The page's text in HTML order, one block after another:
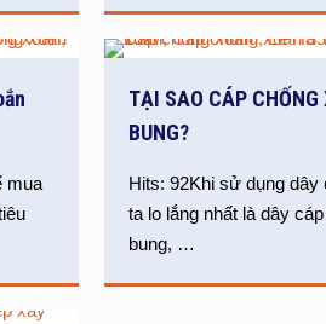
mua
TẠI SAO CÁP CHỐNG
BUNG?
Hits: 92Khi sử dụng
ta lo lắng nhất là dây
bung, …